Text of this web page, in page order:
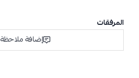
المرفقات
إضافة ملاحظة